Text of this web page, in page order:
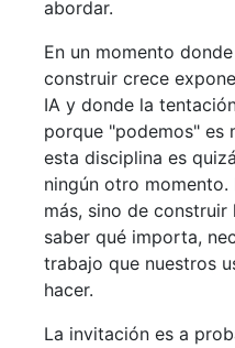
abordar.
En un momento
construir crece
IA y donde la
porque "podemos" es
esta disciplina es
ningún otro
más, sino de
saber qué importa,
trabajo que nuestros
hacer.
La invitación es a